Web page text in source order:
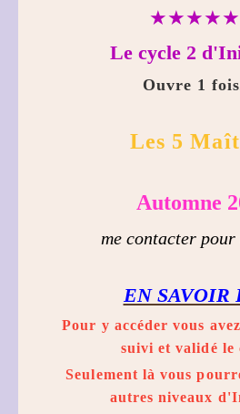
Le cycle 2
Ouvre 1
Les 5
Automne
me contacter pour
EN SAVOIR
Pour y accéder vous
suivi et validé le
Seulement là vous
autres niveaux